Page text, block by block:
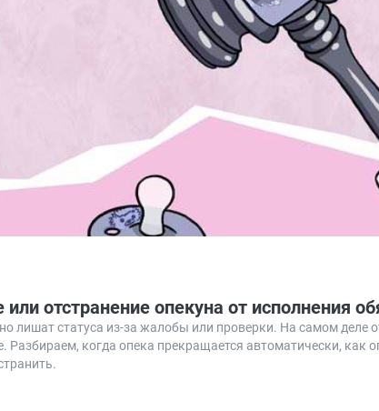
отстранение опекуна от исполнения
лишат статуса из‑за жалобы или проверки. На самом деле
когда опека прекращается автоматически, как